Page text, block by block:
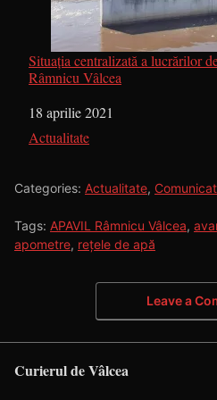
Situaţia centralizată a lucrărilor
Râmnicu Vâlcea
Dată
18 aprilie 2021
În legătură cu
Actualitate
Categories: Actualitate,
Tags: APAVIL Râmnicu Vâlcea,
apometre, rețele de apă
Leave a
Curierul de Vâlcea